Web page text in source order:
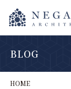
BLOG
HOME